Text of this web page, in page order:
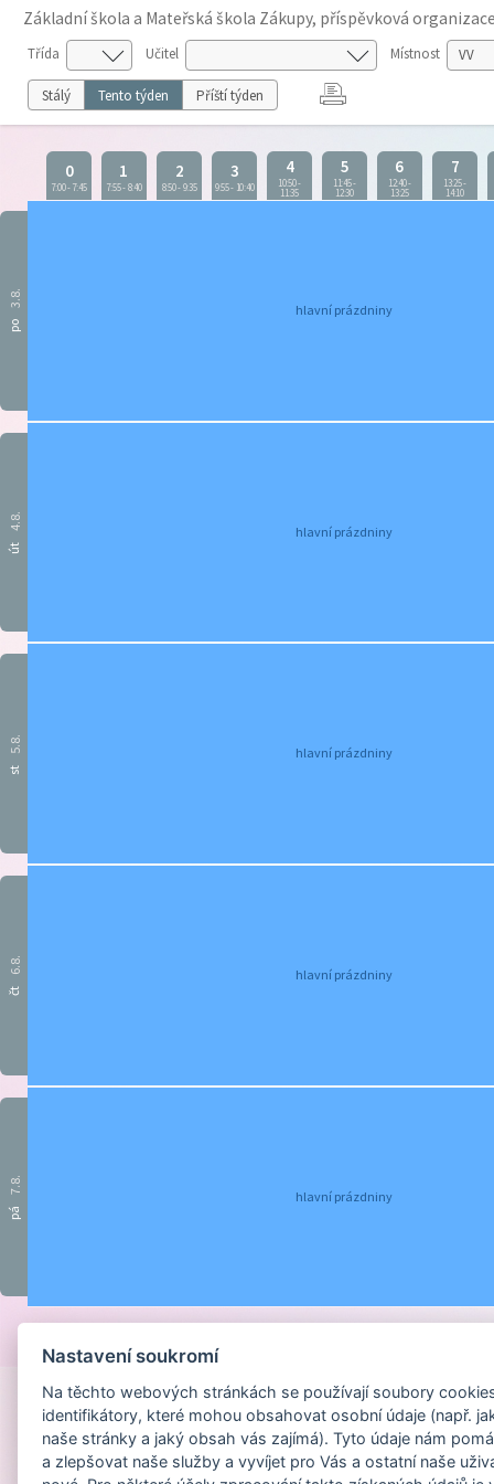
Základní škola a Mateřská škola Zákupy, příspěvková
Třída Učitel Místnost
Stálý Tento týden Příští týden
0
7:00-7:45
1
7:55-8:40
2
8:50-9:35
3
9:55- 10:40
4
10:50-
11:35
5
11:45-
12:30
6
12:40-
13:25
7
13:25-
14:10
po
3.8.
hlavní prázdniny
út
4.8.
hlavní prázdniny
st
5.8. hlavní prázdniny
čt
6.8. hlavní prázdniny
pá
7.8.
hlavní prázdniny
Nastavení soukromí
Na těchto webových stránkách se používají soubory
identifikátory, které mohou obsahovat osobní údaje (např.
naše stránky a jaký obsah vás zajímá). Tyto údaje nám
a zlepšovat naše služby a vyvíjet pro Vás a ostatní naše